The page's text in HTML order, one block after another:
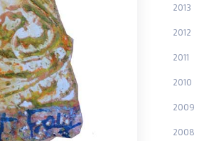
2013
2012
2011
2010
2009
2008